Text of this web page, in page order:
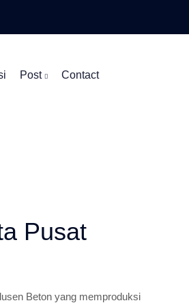
Post Contact
Pusat
Beton yang memproduksi